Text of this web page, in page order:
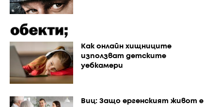
Как онлайн хищниците
използват детските
уебкамери
Виц: Защо ергенският живот е